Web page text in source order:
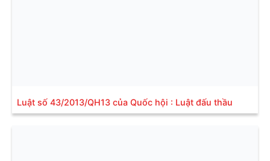
Luật số 43/2013/QH13 của Quốc hội : Luật đấu thầu